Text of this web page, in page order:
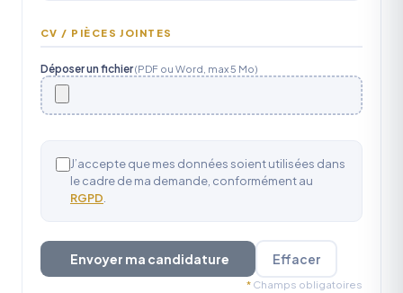
CV / PIÈCES JOINTES
Déposer un fichier(PDF ou Word, max 5 Mo)
J’accepte que mes données soient utilisées dans
le cadre de ma demande, conformément au
RGPD
Envoyer ma candidature Effacer
* Champs obligatoires